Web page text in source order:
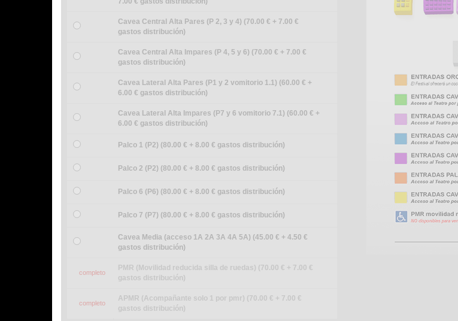
Cavea Central Alta Pares (P 2, 3 y 4) (70.00 € + 7.00 €
gastos distribución)
Cavea Central Alta Impares (P 4, 5 y 6) (70.00 € + 7.00 €
gastos distribución)
Cavea Lateral Alta Pares (P1 y 2 vomitorio 1.1) (60.00 € +
6.00 € gastos distribución)
Cavea Lateral Alta Impares (P7 y 6 vomitorio 7.1) (60.00 € +
6.00 € gastos distribución)
Palco 1 (P2) (80.00 € + 8.00 € gastos distribución)
Palco 2 (P2) (80.00 € + 8.00 € gastos distribución)
Palco 6 (P6) (80.00 € + 8.00 € gastos distribución)
Palco 7 (P7) (80.00 € + 8.00 € gastos distribución)
Cavea Media (acceso 1A 2A 3A 4A 5A) (45.00 € + 4.50 €
gastos distribución)
completo
PMR (Movilidad reducida silla de ruedas) (70.00 € + 7.00 €
gastos distribución)
completo
APMR (Acompañante solo 1 por pmr) (70.00 € + 7.00 €
gastos distribución)